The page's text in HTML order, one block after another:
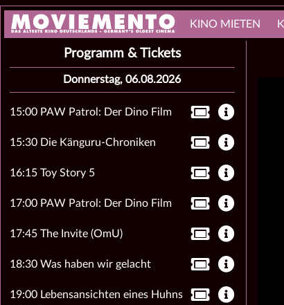
KINO MIETEN
Programm & Tickets
Donnerstag, 06.08.2026
15:00 PAW Patrol: Der Dino Film
15:30 Die Känguru-Chroniken
16:15 Toy Story 5
17:00 PAW Patrol: Der Dino Film
17:45 The Invite (OmU)
18:30 Was haben wir gelacht
19:00 Lebensansichten eines Huhns